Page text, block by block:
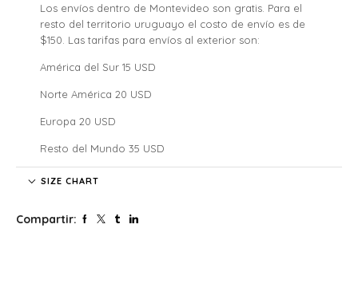
Los envíos dentro de Montevideo son gratis. Para el
resto del territorio uruguayo el costo de envío es de
$150. Las tarifas para envíos al exterior son:
América del Sur 15 USD
Norte América 20 USD
Europa 20 USD
Resto del Mundo 35 USD
Denali no se hace responsable por las regulaciones
responsables por los costos y atrasos que estos puedan
SIZE CHART
Compartir: